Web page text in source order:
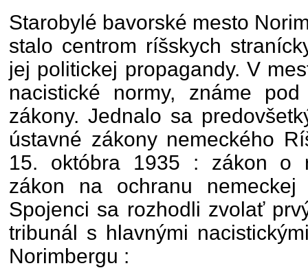
Starobylé bavorské mesto
stalo centrom ríšskych
jej politickej propagandy. V
nacistické normy, známe
zákony. Jednalo sa
ústavné zákony nemeckého
15. októbra 1935 : zákon o
zákon na ochranu
Spojenci sa rozhodli zvolať
tribunál s hlavnými
Norimbergu :